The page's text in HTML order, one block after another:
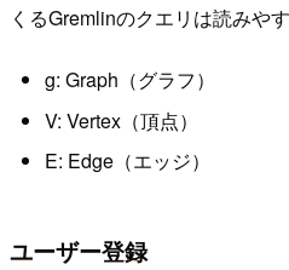
くるGremlinのクエリは読みやす
g: Graph（グラフ）
V: Vertex（頂点）
E: Edge（エッジ）
ユーザー登録